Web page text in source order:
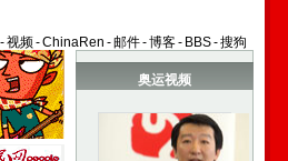
-视频-ChinaRen -邮件-博客- BBS-搜狗
奥运视频